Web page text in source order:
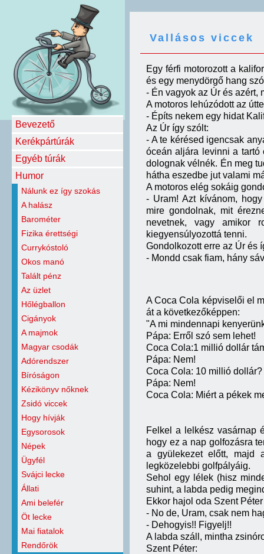
Bevezető
Kerékpártúrák
Egyéb túrák
Humor
Nálunk ez így szokás
A halász
Barométer
Fizika érettségi
Currykóstoló
Okos manó
Talált pénz
Az üzlet
Hőlégballon
Cigányok
A majmok
Magyar csodák
Adórendszer
Bíróságon
Kézikönyv nőknek
Zsidó viccek
Hogy hívják
Egysorosok
Népek
Ügyfél
Svájci lecke
Állati
Ami belefér
Öt lecke
Mai fiatalok
Rendőrök
Vallásos viccek
Egy férfi motorozott a
és egy menydörgő hang
- Én vagyok az Úr és azért,
A motoros lehúzódott az
- Építs nekem egy hidat
Az Úr így szólt:
- A te kérésed igencsak
óceán aljára levinni a tartó
dolognak vélnék. Én meg
hátha eszedbe jut valami
A motoros elég sokáig
- Uram! Azt kívánom,
mire gondolnak, mit
nevetnek, vagy amikor
kiegyensúlyozottá tenni.
Gondolkozott erre az Úr és
- Mondd csak fiam, hány
A Coca Cola képviselői el
át a következőképpen:
"A mi mindennapi
Pápa: Erről szó sem lehet!
Coca Cola:1 millió dollár
Pápa: Nem!
Coca Cola: 10 millió dollár?
Pápa: Nem!
Coca Cola: Miért a pékek
Felkel a lelkész vasárnap
hogy ez a nap golfozásra
a gyülekezet előtt, majd
legközelebbi golfpályáig.
Sehol egy lélek (hisz
suhint, a labda pedig
Ekkor hajol oda Szent
- No de, Uram, csak nem
- Dehogyis!! Figyelj!!
A labda száll, mintha
Szent Péter: